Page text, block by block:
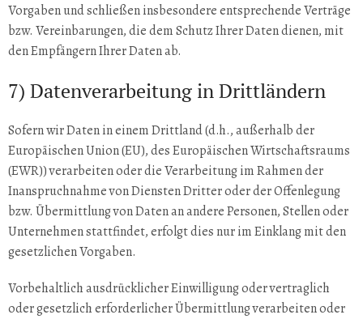
Vorgaben und schließen insbesondere entsprechende Verträge
bzw. Vereinbarungen, die dem Schutz Ihrer Daten dienen, mit
den Empfängern Ihrer Daten ab.
7) Datenverarbeitung in Drittländern
Sofern wir Daten in einem Drittland (d.h., außerhalb der
Europäischen Union (EU), des Europäischen Wirtschaftsraums
(EWR)) verarbeiten oder die Verarbeitung im Rahmen der
Inanspruchnahme von Diensten Dritter oder der Offenlegung
bzw. Übermittlung von Daten an andere Personen, Stellen oder
Unternehmen stattfindet, erfolgt dies nur im Einklang mit den
gesetzlichen Vorgaben.
Vorbehaltlich ausdrücklicher Einwilligung oder vertraglich
oder gesetzlich erforderlicher Übermittlung verarbeiten oder